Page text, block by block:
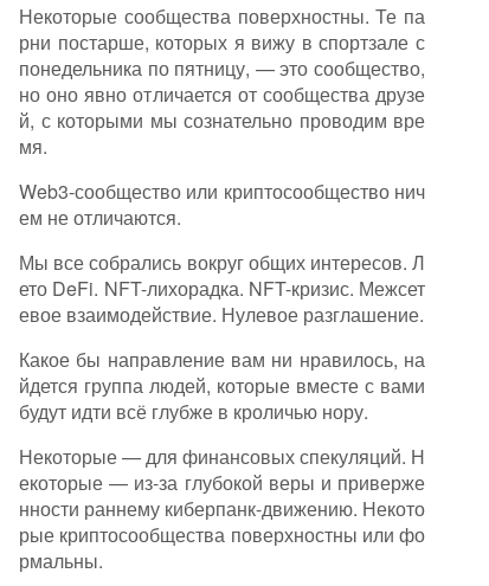
Некоторые сообщества поверхностны. Те па
рни постарше, которых я вижу в спортзале с
понедельника по пятницу, — это сообщество,
но оно явно отличается от сообщества друзе
й, с которыми мы сознательно проводим вре
мя.
Web3-сообщество или криптосообщество нич
ем не отличаются.
Мы все собрались вокруг общих интересов. Л
ето DeFi. NFT-лихорадка. NFT-кризис. Межсет
евое взаимодействие. Нулевое разглашение.
Какое бы направление вам ни нравилось, на
йдется группа людей, которые вместе с вами
будут идти всё глубже в кроличью нору.
Некоторые — для финансовых спекуляций. Н
екоторые — из-за глубокой веры и приверже
нности раннему киберпанк-движению. Некото
рые криптосообщества поверхностны или фо
рмальны.